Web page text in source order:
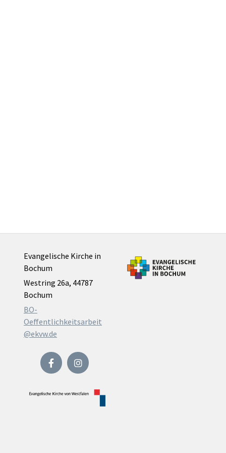
Evangelische Kirche in
Bochum
Westring 26a, 44787
Bochum
BO-
Oeffentlichkeitsarbeit
@ekvw.de